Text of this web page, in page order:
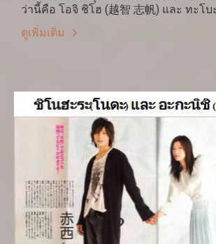
ว่านี้คือ โอจิ ชิโฮ (越智 志帆) และ ทะโบ
孝一) เซนเซ (ครู) ของเธอแห่งวง
เมื่อเป็นนักศึกษาในมหาวิทยาลัยมัทซึยะม
ฮอนชู
ดูเพิ่มเติม